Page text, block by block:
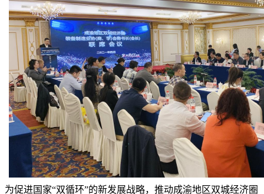
为促进国家“双循环”的新发展战略，推动成渝地区双城经济圈